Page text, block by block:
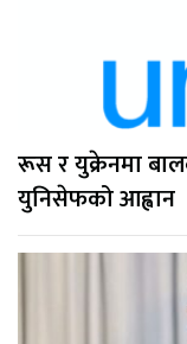
रूस र युक्रेनमा
युनिसेफको आह्वान